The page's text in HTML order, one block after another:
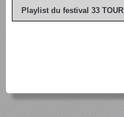
Playlist du festival 33 TOUR